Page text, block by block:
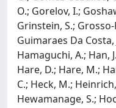
O.; Gorelov, I.;
Grinstein, S.; Grosso-
Guimaraes Da Costa,
Hamaguchi, A.; Han,
Hare, D.; Hare, M.;
C.; Heck, M.;
Hewamanage, S.;